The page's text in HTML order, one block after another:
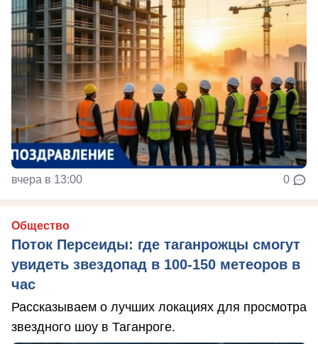
вчера в 13:00 0
Общество
Поток Персеиды: где таганрожцы смогут
увидеть звездопад в 100-150 метеоров в
час
Рассказываем о лучших локациях для просмотра
звездного шоу в Таганроге.